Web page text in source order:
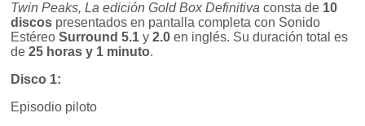
Twin Peaks, La edición Gold Box Definitiva consta de 10
discos presentados en pantalla completa con Sonido
EstéreoSurround 5.1 y2.0 en inglés. Su duración total es
de25 horas y 1 minuto.
Disco 1:
Episodio piloto